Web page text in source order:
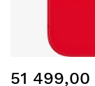
до
51 499,00